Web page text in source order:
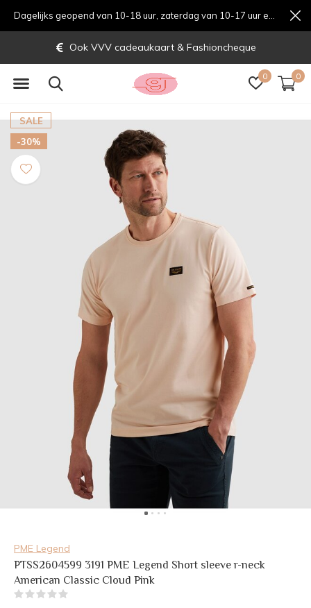
0 0
Ook VVV cadeaukaart & Fashioncheque
SALE
-30%
PME Legend
PTSS2604599 3191 PME Legend Short sleeve r-neck
American Classic Cloud Pink